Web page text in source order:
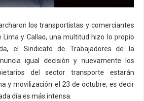
los transportistas y comerciantes
Lima y Callao, una multitud hizo lo propio
el Sindicato de Trabajadores de la
igual decisión y nuevamente los
del sector transporte estarán
y movilización el 23 de octubre, es decir
día es más intensa.